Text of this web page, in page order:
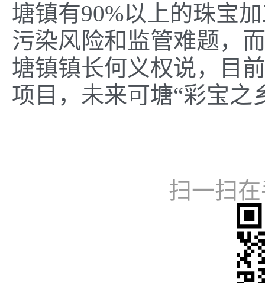
塘镇有90%以上的珠宝
污染风险和监管难题，
塘镇镇长何义权说，目
项目，未来可塘“彩宝之
扫一扫